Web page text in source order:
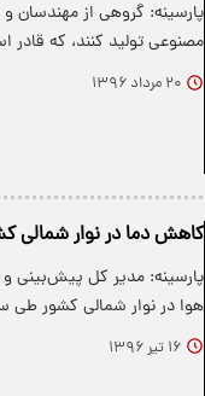
مصنوعی تولید کنند، که
۲۰ مرداد ۱۳۹۶
کاهش دما در نوار شمالی
پارسینه: مدیر کل پیش‌بینی
هوا در نوار شمالی کشور طی
۱۶ تیر ۱۳۹۶